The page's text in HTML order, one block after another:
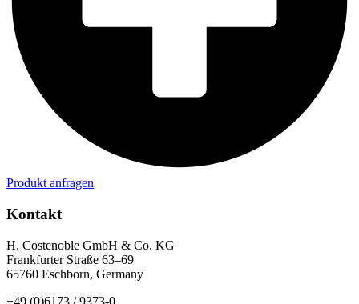
Produkt anfragen
Kontakt
H. Costenoble GmbH & Co. KG
Frankfurter Straße 63–69
65760 Eschborn, Germany
+49 (0)6173 / 9373-0